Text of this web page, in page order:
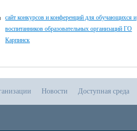
сайт конкурсов и конференций для обучающихся и
воспитанников образовательных организаций ГО
Карпинск
Новости Доступная среда